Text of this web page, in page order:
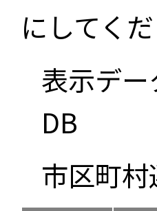
にしてくだ
表示デー
DB
市区町村